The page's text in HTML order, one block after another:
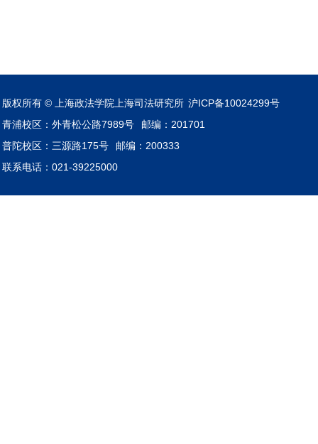
版权所有 © 上海政法学院上海司法研究所 沪ICP备10024299号
青浦校区：外青松公路7989号
邮编：201701
普陀校区：三源路175号
邮编：200333
联系电话：021-39225000